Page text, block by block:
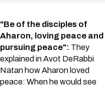
"Be of the disciples of
Aharon, loving peace and
pursuing peace": They
explained in Avot DeRabbi
Natan how Aharon loved
peace: When he would see